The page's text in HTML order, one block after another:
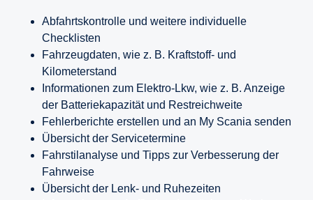
Abfahrtskontrolle und weitere individuelle
Checklisten
Fahrzeugdaten, wie z. B. Kraftstoff- und
Kilometerstand
Informationen zum Elektro-Lkw, wie z. B. Anzeige
der Batteriekapazität und Restreichweite
Fehlerberichte erstellen und an My Scania senden
Übersicht der Servicetermine
Fahrstilanalyse und Tipps zur Verbesserung der
Fahrweise
Übersicht der Lenk- und Ruhezeiten